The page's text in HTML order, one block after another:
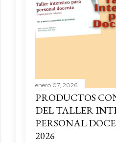
enero 07, 2026
PRODUCTOS
DEL TALLER
PERSONAL
2026